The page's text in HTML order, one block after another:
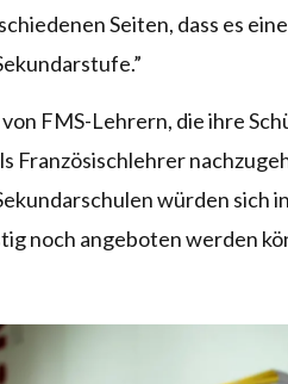
Seiten, dass es
FMS-Lehrern, die ihre
Französischlehrer
würden sich
noch angeboten werden